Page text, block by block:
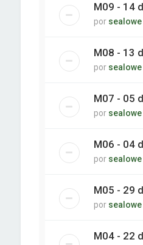
M09 - 14
por sealowe
M08 - 13
por sealowe
M07 - 05
por sealowe
M06 - 04
por sealowe
M05 - 29
por sealowe
M04 - 22